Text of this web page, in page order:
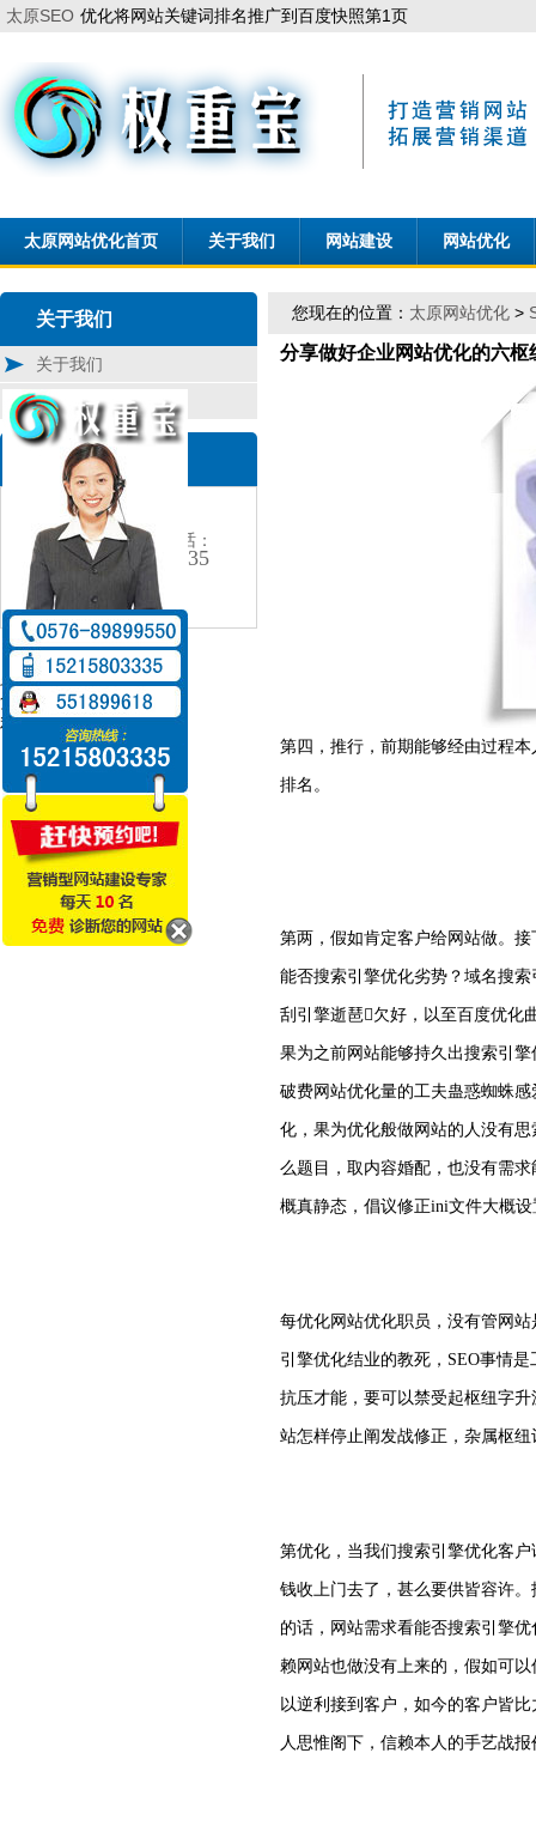
太原SEO 优化将网站关键词排名推广到百度快照第1页
太原网站优化首页 关于我们 网站建设 网站优化
关于我们
关于我们
联系我们
联 系
24小时咨询电话：
152-1580-3335
电话：0576-8989-9550
您现在的位置： 太原网站优化 >
分享做好企业网站优化的六枢
第四，推行，前期能够经由过程
排名。
第两，假如肯定客户给网站做。
能否搜索引擎优化劣势？域名搜
刮引擎逝琶欠好，以至百度优化
果为之前网站能够持久出搜索引
破费网站优化量的工夫蛊惑蜘蛛
化，果为优化般做网站的人没有
么题目，取内容婚配，也没有需
概真静态，倡议修正ini文件大概
每优化网站优化职员，没有管网
引擎优化结业的教死，SEO事情
抗压才能，要可以禁受起枢纽字
站怎样停止阐发战修正，杂属枢
第优化，当我们搜索引擎优化客
钱收上门去了，甚么要供皆容许
的话，网站需求看能否搜索引擎
赖网站也做没有上来的，假如可
以逆利接到客户，如今的客户皆
人思惟阁下，信赖本人的手艺战报
珍藏
复兴
利用讲具 告发